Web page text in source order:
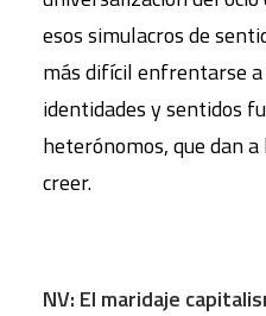
esos simulacros de
más difícil enfrentarse
identidades y sentidos
heterónomos, que dan
creer.
NV: El maridaje